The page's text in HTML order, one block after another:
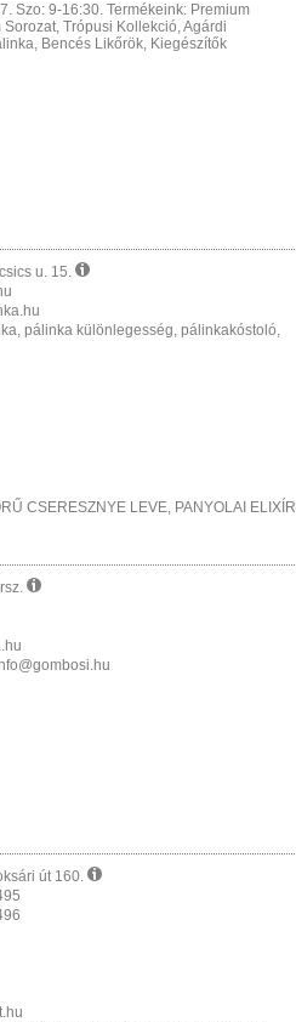
Szo: 9-16:30. Termékeink: Premium
Trópusi Kollekció, Agárdi
Bencés Likőrök, Kiegészítők
u. 15.
pálinka különlegesség, pálinkakóstoló,
CSERESZNYE LEVE, PANYOLAI ELIXÍR
út 160.